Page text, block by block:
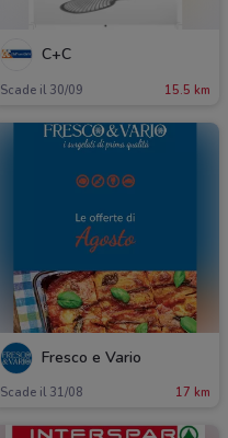
C+C
Scade il 30/09 15.5 km
Fresco e Vario
Scade il 31/08 17 km